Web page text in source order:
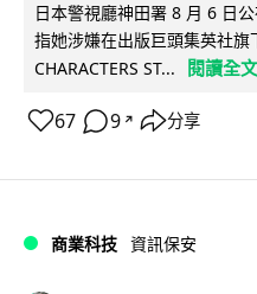
日本警視廳神田署 8 月 6 日
指她涉嫌在出版巨頭集英社旗
CHARACTERS ST...
閱讀全文
67 9 ↗ 分享
商業科技 資訊保安